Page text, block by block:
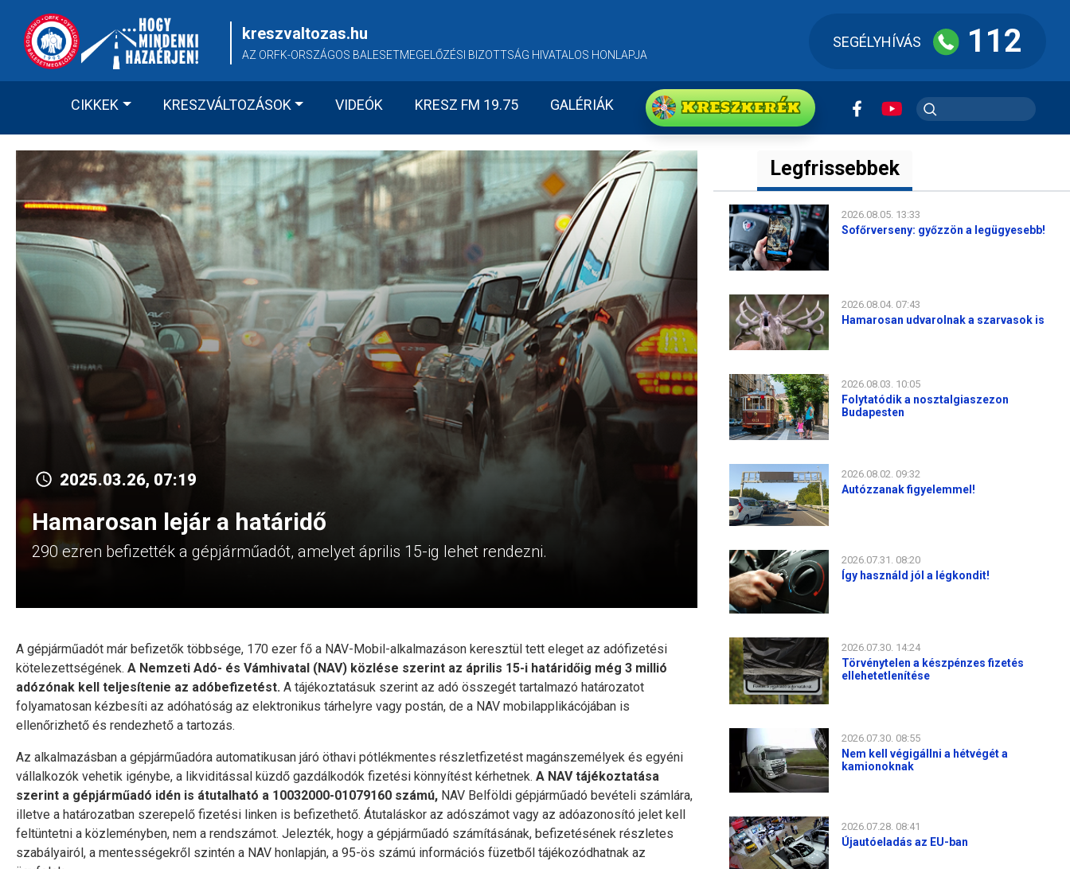
content
kreszvaltozas.hu
AZ ORFK-ORSZÁGOS BALESETMEGELŐZÉSI BIZOTTSÁG HIVATALOS HONLAPJA
SEGÉLYHÍVÁS 112
CIKKEK KRESZVÁLTOZÁSOK VIDEÓK KRESZ FM 19.75 GALÉRIÁK KRESZkerék
2025.03.26, 07:19
Hamarosan lejár a határidő
290 ezren befizették a gépjárműadót, amelyet április 15-ig lehet rendezni.
A gépjárműadót már befizetők többsége, 170 ezer fő a NAV-Mobil-alkalmazáson keresztül tett eleget az adófizetési
kötelezettségének. A Nemzeti Adó- és Vámhivatal (NAV) közlése szerint az április 15-i határidőig még 3 millió
adózónak kell teljesítenie az adóbefizetést. A tájékoztatásuk szerint az adó összegét tartalmazó határozatot
folyamatosan kézbesíti az adóhatóság az elektronikus tárhelyre vagy postán, de a NAV mobilapplikácójában is
ellenőrizhető és rendezhető a tartozás.
Az alkalmazásban a gépjárműadóra automatikusan járó öthavi pótlékmentes részletfizetést magánszemélyek és egyéni
vállalkozók vehetik igénybe, a likviditással küzdő gazdálkodók fizetési könnyítést kérhetnek. A NAV tájékoztatása
szerint a gépjárműadó idén is átutalható a 10032000-01079160 számú, NAV Belföldi gépjárműadó bevételi számlára,
illetve a határozatban szerepelő fizetési linken is befizethető. Átutaláskor az adószámot vagy az adóazonosító jelet kell
feltüntetni a közleményben, nem a rendszámot. Jelezték, hogy a gépjárműadó számításának, befizetésének részletes
szabályairól, a mentességekről szintén a NAV honlapján, a 95-ös számú információs füzetből tájékozódhatnak az
Legfrissebbek
2026.08.05. 13:33
Sofőrverseny: győzzön a legügyesebb!
2026.08.04. 07:43
Hamarosan udvarolnak a szarvasok is
2026.08.03. 10:05
Folytatódik a nosztalgiaszezon
Budapesten
2026.08.02. 09:32
Autózzanak figyelemmel!
2026.07.31. 08:20
Így használd jól a légkondit!
2026.07.30. 14:24
Törvénytelen a készpénzes fizetés
ellehetetlenítése
2026.07.30. 08:55
Nem kell végigállni a hétvégét a
kamionoknak
2026.07.28. 08:41
Újautóeladás az EU-ban